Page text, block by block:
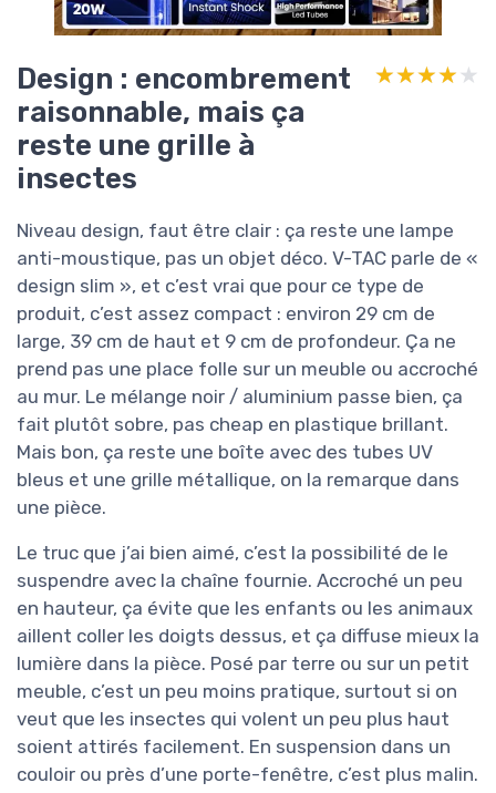
Design : encombrement
raisonnable, mais ça
reste une grille à
insectes
★★★★★
★★★★★
Niveau design, faut être clair : ça reste une lampe
anti-moustique, pas un objet déco. V-TAC parle de «
design slim », et c’est vrai que pour ce type de
produit, c’est assez compact : environ 29 cm de
large, 39 cm de haut et 9 cm de profondeur. Ça ne
prend pas une place folle sur un meuble ou accroché
au mur. Le mélange noir / aluminium passe bien, ça
fait plutôt sobre, pas cheap en plastique brillant.
Mais bon, ça reste une boîte avec des tubes UV
bleus et une grille métallique, on la remarque dans
une pièce.
Le truc que j’ai bien aimé, c’est la possibilité de le
suspendre avec la chaîne fournie. Accroché un peu
en hauteur, ça évite que les enfants ou les animaux
aillent coller les doigts dessus, et ça diffuse mieux la
lumière dans la pièce. Posé par terre ou sur un petit
meuble, c’est un peu moins pratique, surtout si on
veut que les insectes qui volent un peu plus haut
soient attirés facilement. En suspension dans un
couloir ou près d’une porte-fenêtre, c’est plus malin.